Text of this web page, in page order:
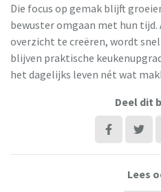
Die focus op gemak blijft
bewuster omgaan met hun
overzicht te creëren, wordt
blijven praktische
het dagelijks leven nét wat
Deel dit
Lees